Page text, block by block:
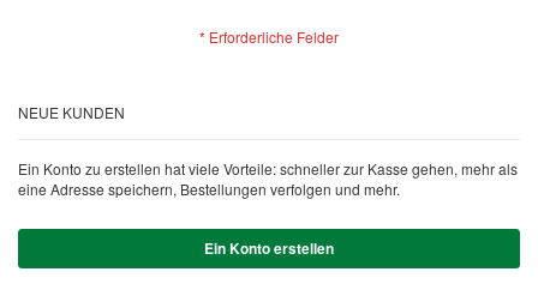
NEUE KUNDEN
Ein Konto zu erstellen hat viele Vorteile: schneller zur Kasse gehen, mehr als
eine Adresse speichern, Bestellungen verfolgen und mehr.
Ein Konto erstellen